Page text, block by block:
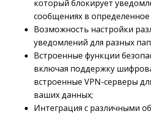
который блокирует
сообщениях в
Возможность настройки
уведомлений для разных
Встроенные функции
включая поддержку
встроенные VPN-серверы
ваших данных;
Интеграция с различными